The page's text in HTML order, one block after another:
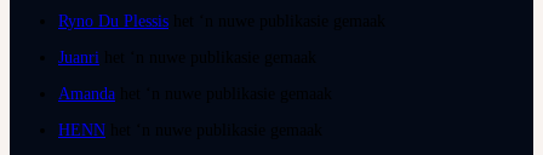
Ryno Du Plessis
Juanri
Amanda
HENN